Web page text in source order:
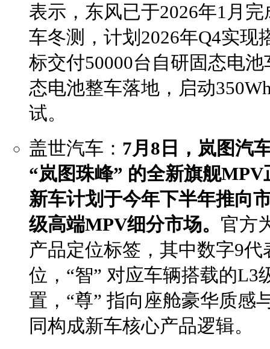
表示，东风已于2026年1月
车冬测，计划2026年Q4实现
标交付50000台自研固态电
态电池整车落地，启动
试。
盖世汽车： 7月8日，岚图汽
“岚图珠峰” 的全新旗舰
新车计划于今年下半年推向
级高端MPV细分市场。 官方
产品定位标签，其中数字9
位，“智” 对应车辆搭载的L3
置，“尊” 指向座舱豪华质感
同构成新车核心产品逻辑。